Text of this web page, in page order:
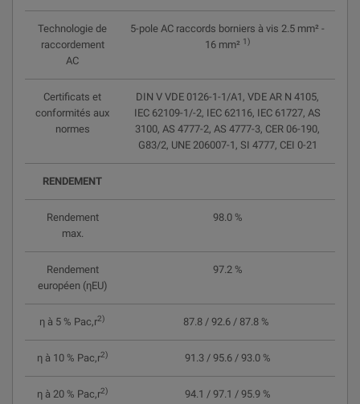
Technologie de
raccordement
AC
5-pole AC raccords borniers à vis 2.5 mm² -
16 mm² 1)
Certificats et
conformités aux
normes
DIN V VDE 0126-1-1/A1, VDE AR N 4105,
IEC 62109-1/-2, IEC 62116, IEC 61727, AS
3100, AS 4777-2, AS 4777-3, CER 06-190,
G83/2, UNE 206007-1, SI 4777, CEI 0-21
RENDEMENT
Rendement
max.
98.0 %
Rendement
européen (ηEU)
97.2 %
η à 5 % Pac,r2) 87.8 / 92.6 / 87.8 %
η à 10 % Pac,r2) 91.3 / 95.6 / 93.0 %
η à 20 % Pac,r2) 94.1 / 97.1 / 95.9 %